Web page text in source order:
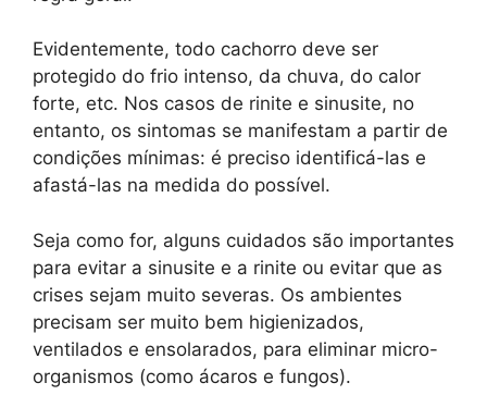
Evidentemente, todo cachorro deve ser
protegido do frio intenso, da chuva, do calor
forte, etc. Nos casos de rinite e sinusite, no
entanto, os sintomas se manifestam a partir de
condições mínimas: é preciso identificá-las e
afastá-las na medida do possível.
Seja como for, alguns cuidados são importantes
para evitar a sinusite e a rinite ou evitar que as
crises sejam muito severas. Os ambientes
precisam ser muito bem higienizados,
ventilados e ensolarados, para eliminar micro-
organismos (como ácaros e fungos).